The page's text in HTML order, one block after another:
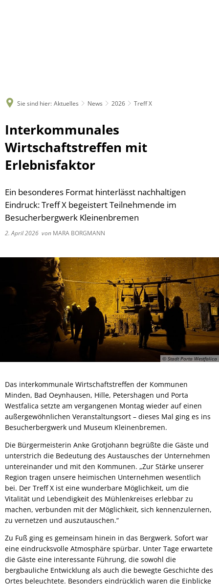
Sie sind hier: Aktuelles News 2026 Treff X
Interkommunales
Wirtschaftstreffen mit
Erlebnisfaktor
Ein besonderes Format hinterlässt nachhaltigen
Eindruck: Treff X begeistert Teilnehmende im
Besucherbergwerk Kleinenbremen
2. April 2026 von MARA BORGMANN
© Stadt Porta Westfalica
Das interkommunale Wirtschaftstreffen der Kommunen
Minden, Bad Oeynhausen, Hille, Petershagen und Porta
Westfalica setzte am vergangenen Montag wieder auf einen
außergewöhnlichen Veranstaltungsort – dieses Mal ging es ins
Besucherbergwerk und Museum Kleinenbremen.
Die Bürgermeisterin Anke Grotjohann begrüßte die Gäste und
unterstrich die Bedeutung des Austausches der Unternehmen
untereinander und mit den Kommunen. „Zur Stärke unserer
Region tragen unsere heimischen Unternehmen wesentlich
bei. Der Treff X ist eine wunderbare Möglichkeit, um die
Vitalität und Lebendigkeit des Mühlenkreises erlebbar zu
machen, verbunden mit der Möglichkeit, sich kennenzulernen,
zu vernetzen und auszutauschen.“
Zu Fuß ging es gemeinsam hinein in das Bergwerk. Sofort war
eine eindrucksvolle Atmosphäre spürbar. Unter Tage erwartete
die Gäste eine interessante Führung, die sowohl die
bergbauliche Entwicklung als auch die bewegte Geschichte des
Ortes beleuchtete. Besonders eindrücklich waren die Einblicke